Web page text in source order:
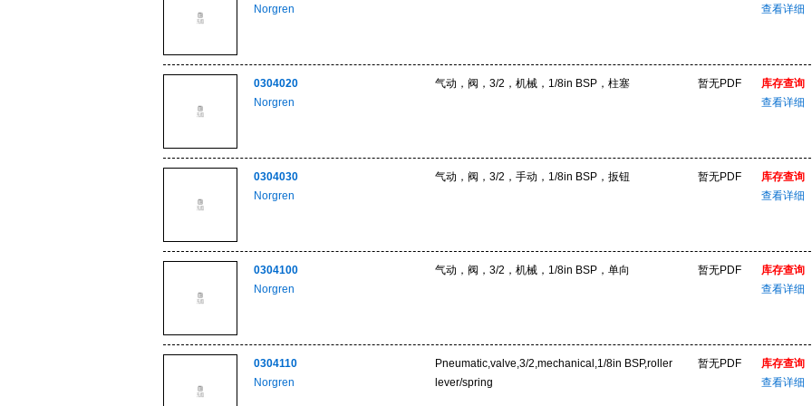
Norgren 查看详细
0304020
Norgren
气动，阀，3/2，机械，1/8in BSP，柱塞 暂无PDF
库存查询
查看详细
0304030
Norgren
气动，阀，3/2，手动，1/8in BSP，扳钮 暂无PDF
库存查询
查看详细
0304100
Norgren
气动，阀，3/2，机械，1/8in BSP，单向 暂无PDF
库存查询
查看详细
0304110
Norgren
Pneumatic,valve,3/2,mechanical,1/8in BSP,roller
lever/spring
暂无PDF
库存查询
查看详细